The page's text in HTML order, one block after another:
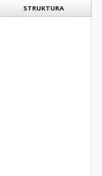
STRUKTURA